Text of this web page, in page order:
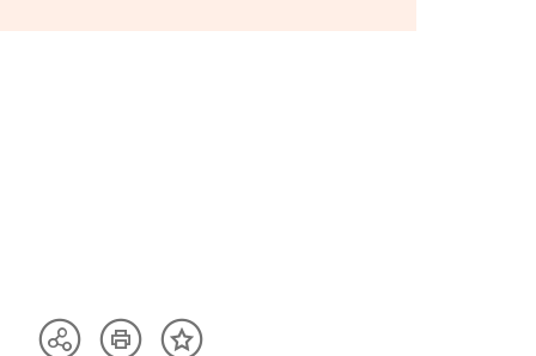
TeilenArtikelInhalt